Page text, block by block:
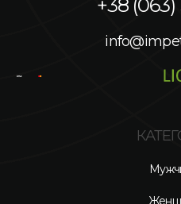
+38 (063)